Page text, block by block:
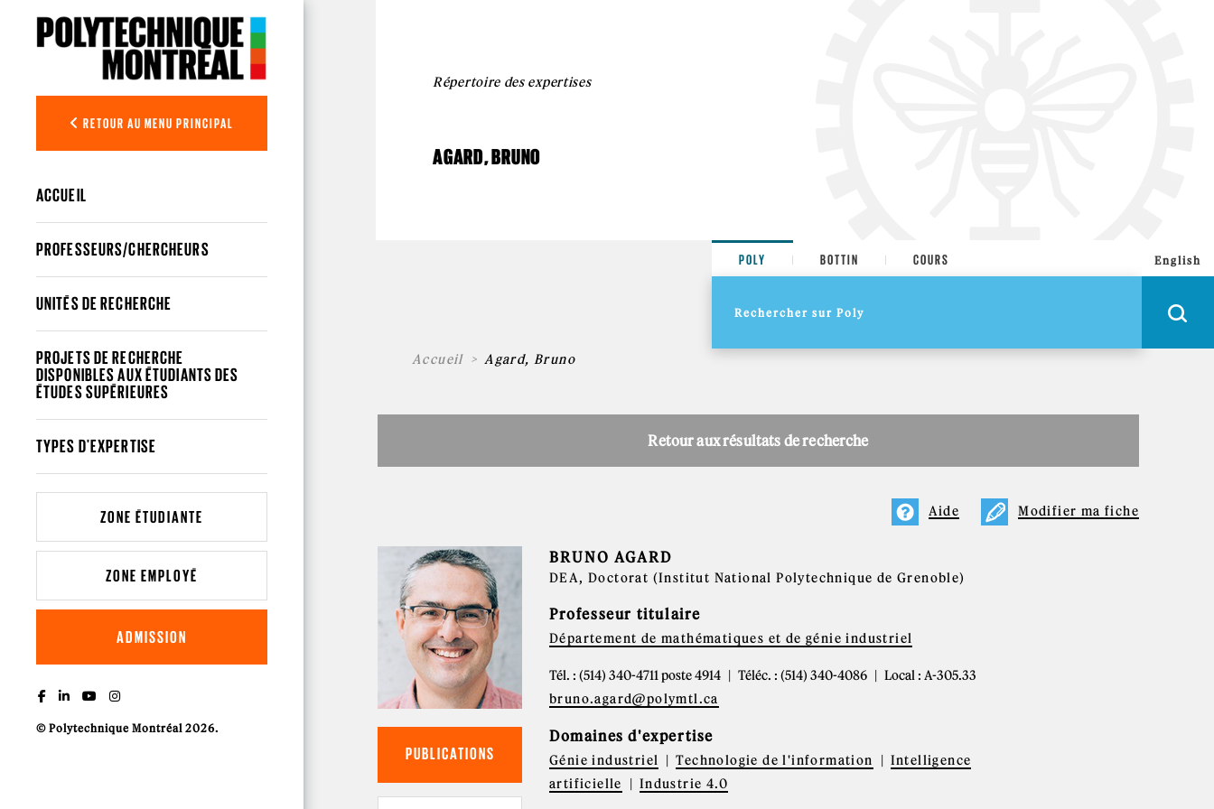
RETOUR AU MENU PRINCIPAL
ACCUEIL
PROFESSEURS/CHERCHEURS
UNITÉS DE RECHERCHE
PROJETS DE RECHERCHE
DISPONIBLES AUX ÉTUDIANTS DES
ÉTUDES SUPÉRIEURES
TYPES D'EXPERTISE
ZONE ÉTUDIANTE
ZONE EMPLOYÉ
ADMISSION
© Polytechnique Montréal 2026.
Répertoire des expertises
AGARD, BRUNO
POLY BOTTIN COURS English
Accueil Agard, Bruno
Retour aux résultats de recherche
Modifier ma fiche
Aide
PUBLICATIONS
BRUNO AGARD
DEA, Doctorat (Institut National Polytechnique de Grenoble)
Professeur titulaire
Département de mathématiques et de génie industriel
Tél. : (514) 340-4711 poste 4914 Téléc. : (514) 340-4086
Local : A-305.33
bruno.agard@polymtl.ca
Domaines d'expertise
Génie industriel Technologie de l'information
Intelligence
artificielle
Industrie 4.0